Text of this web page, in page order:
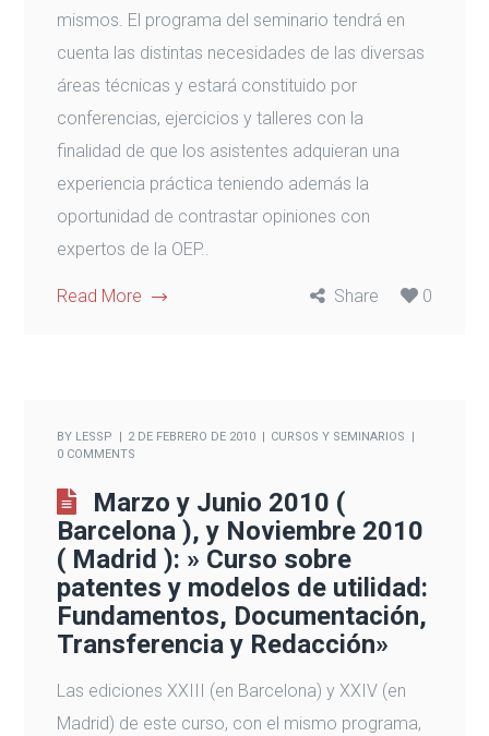
mismos. El programa del seminario tendrá en
cuenta las distintas necesidades de las diversas
áreas técnicas y estará constituido por
conferencias, ejercicios y talleres con la
finalidad de que los asistentes adquieran una
experiencia práctica teniendo además la
oportunidad de contrastar opiniones con
expertos de la OEP..
Read More Share 0
BY LESSP 2 DE FEBRERO DE 2010
CURSOS Y SEMINARIOS
0 COMMENTS
Marzo y Junio 2010 (
Barcelona ), y Noviembre 2010
( Madrid ): » Curso sobre
patentes y modelos de utilidad:
Fundamentos, Documentación,
Transferencia y Redacción»
Las ediciones XXIII (en Barcelona) y XXIV (en
Madrid) de este curso, con el mismo programa,